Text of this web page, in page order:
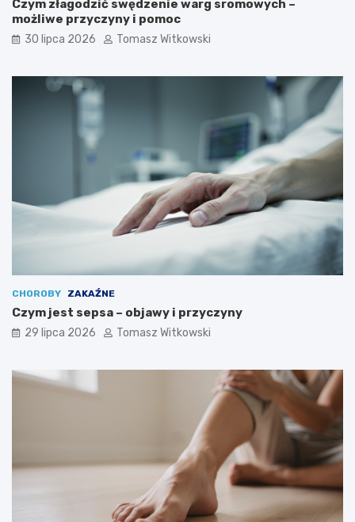
Czym złagodzić swędzenie warg sromowych –
możliwe przyczyny i pomoc
30 lipca 2026 Tomasz Witkowski
CHOROBY ZAKAŹNE
Czym jest sepsa – objawy i przyczyny
29 lipca 2026 Tomasz Witkowski